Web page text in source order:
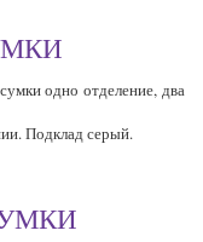
одно отделение, два
. Подклад серый.